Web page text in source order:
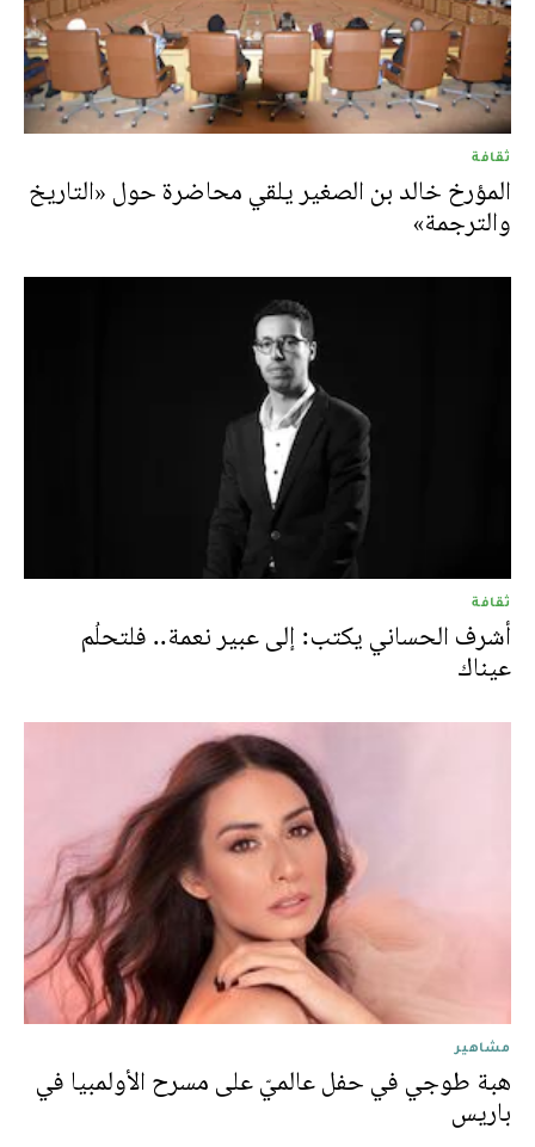
ثقافة
المؤرخ خالد بن الصغير يلقي محاضرة حول «التاريخ
والترجمة»
ثقافة
أشرف الحساني يكتب: إلى عبير نعمة.. فلتحلُم
عيناك
مشاهير
هبة طوجي في حفل عالميّ على مسرح الأولمبيا في
باريس